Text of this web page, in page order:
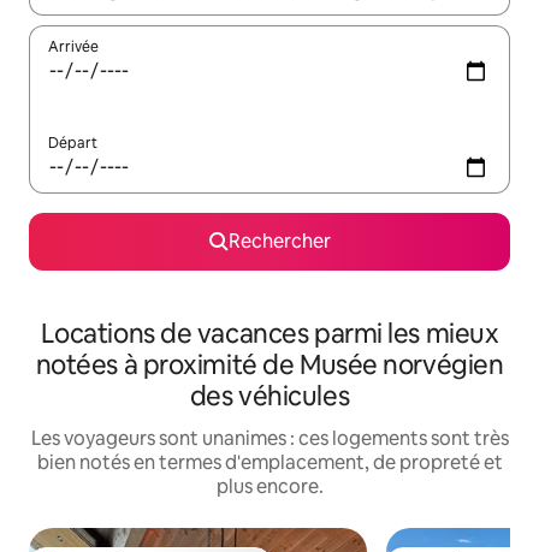
Arrivée
Départ
Rechercher
Locations de vacances parmi les mieux
notées à proximité de Musée norvégien
des véhicules
Les voyageurs sont unanimes : ces logements sont très
bien notés en termes d'emplacement, de propreté et
plus encore.